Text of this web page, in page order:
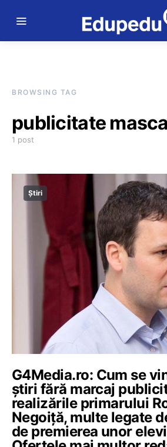
BROWSING TAG
publicitate
1 post
Știri
G4Media.ro: Cum se
știri fără marcaj
realizările primarului
Negoiță, multe legate
de premierea unor